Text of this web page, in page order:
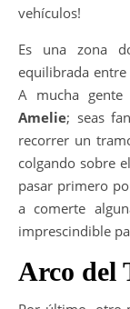
vehículos!
Es una zona
equilibrada
A mucha
Amelie; seas
recorrer un
colgando sobre
pasar primero
a comerte
imprescindible
Arco del